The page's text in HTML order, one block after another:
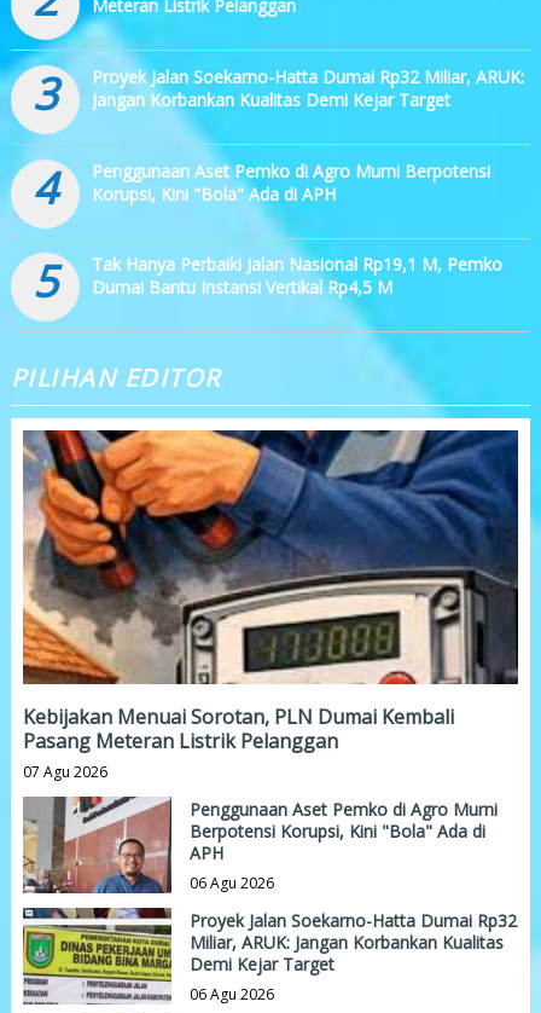
Meteran Listrik Pelanggan
3
Proyek Jalan Soekarno-Hatta Dumai Rp32 Miliar, ARUK:
Jangan Korbankan Kualitas Demi Kejar Target
4
Penggunaan Aset Pemko di Agro Murni Berpotensi
Korupsi, Kini "Bola" Ada di APH
5
Tak Hanya Perbaiki Jalan Nasional Rp19,1 M, Pemko
Dumai Bantu Instansi Vertikal Rp4,5 M
PILIHAN EDITOR
Kebijakan Menuai Sorotan, PLN Dumai Kembali
Pasang Meteran Listrik Pelanggan
07 Agu 2026
Penggunaan Aset Pemko di Agro Murni
Berpotensi Korupsi, Kini "Bola" Ada di
APH
06 Agu 2026
Proyek Jalan Soekarno-Hatta Dumai Rp32
Miliar, ARUK: Jangan Korbankan Kualitas
Demi Kejar Target
06 Agu 2026